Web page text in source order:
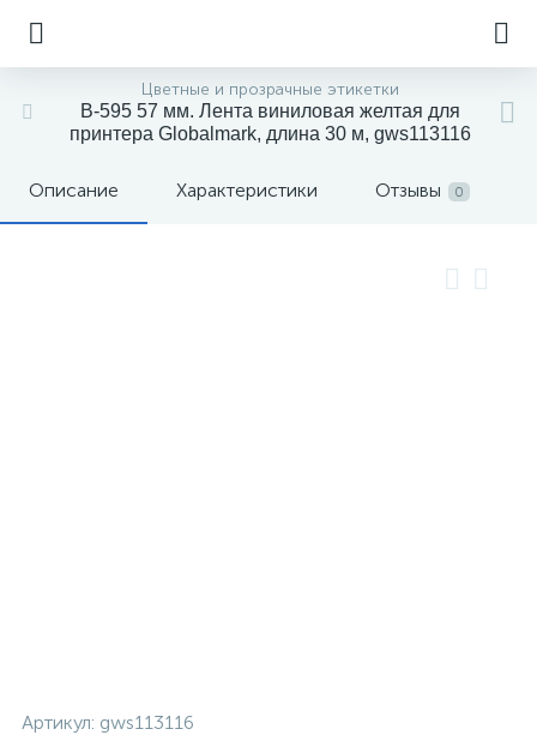
Цветные и прозрачные этикетки
B-595 57 мм. Лента виниловая желтая для
принтера Globalmark, длина 30 м, gws113116
Описание Характеристики Отзывы 0
Артикул: gws113116